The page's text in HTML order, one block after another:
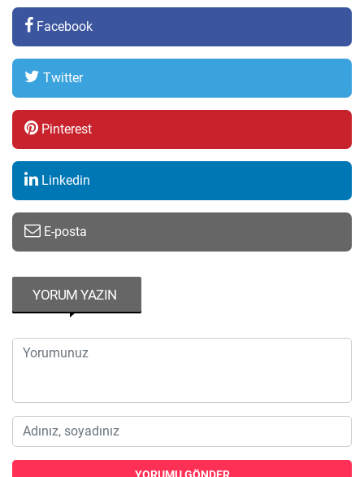
Facebook
Twitter
Pinterest
Linkedin
E-posta
YORUM YAZIN